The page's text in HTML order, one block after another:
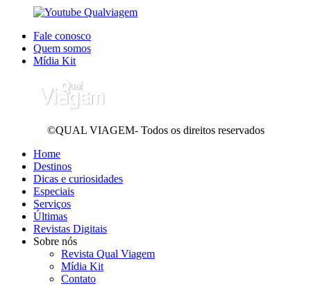
Fale conosco
Quem somos
Mídia Kit
©QUAL VIAGEM- Todos os direitos reservados
Home
Destinos
Dicas e curiosidades
Especiais
Serviços
Últimas
Revistas Digitais
Sobre nós
Revista Qual Viagem
Mídia Kit
Contato